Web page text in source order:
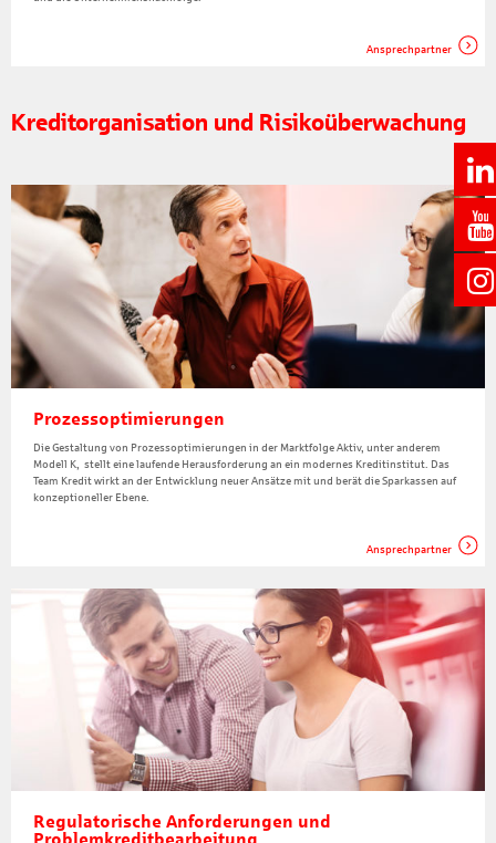
Ansprechpartner
Kreditorganisation und Risikoüberwachung
Prozessoptimierungen
Die Gestaltung von Prozessoptimierungen in der Marktfolge Aktiv, unter anderem
Modell K, stellt eine laufende Herausforderung an ein modernes Kreditinstitut. Das
Team Kredit wirkt an der Entwicklung neuer Ansätze mit und berät die Sparkassen auf
konzeptioneller Ebene.
Ansprechpartner
Regulatorische Anforderungen und